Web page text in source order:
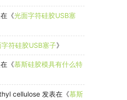
《光面字符硅胶USB塞
符硅胶USB塞子》
《慕斯硅胶模具有什么特
cellulose 发表在《慕斯